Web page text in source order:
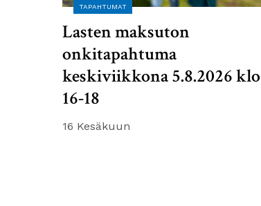
TAPAHTUMAT
Lasten maksuton
onkitapahtuma
keskiviikkona 5.8.2026 klo
16-18
16 Kesäkuun